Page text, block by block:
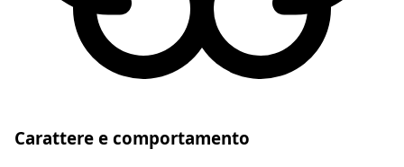
Carattere e comportamento